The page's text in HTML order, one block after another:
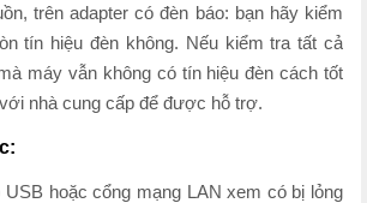
trên adapter có đèn báo: bạn hãy kiểm
tín hiệu đèn không. Nếu kiểm tra tất cả
máy vẫn không có tín hiệu đèn cách tốt
nhà cung cấp để được hỗ trợ.
hoặc cổng mạng LAN xem có bị lỏng